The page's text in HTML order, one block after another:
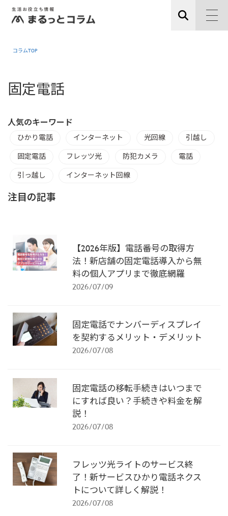
コラムTOP
固定電話
人気のキーワード
ひかり電話 インターネット 光回線 引越し
固定電話 フレッツ光 防犯カメラ 電話
引っ越し インターネット回線
注目の記事
【2026年版】電話番号の取得方
法！新店舗の固定電話導入から無
料の個人アプリまで徹底網羅
2026/07/09
固定電話でナンバーディスプレイ
を契約するメリット・デメリット
2026/07/08
固定電話の移転手続きはいつまで
にすれば良い？手続きや料金を解
説！
2026/07/08
フレッツ光ライトのサービス終
了！新サービスひかり電話ネクス
トについて詳しく解説！
2026/07/08